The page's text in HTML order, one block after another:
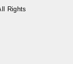
Rights